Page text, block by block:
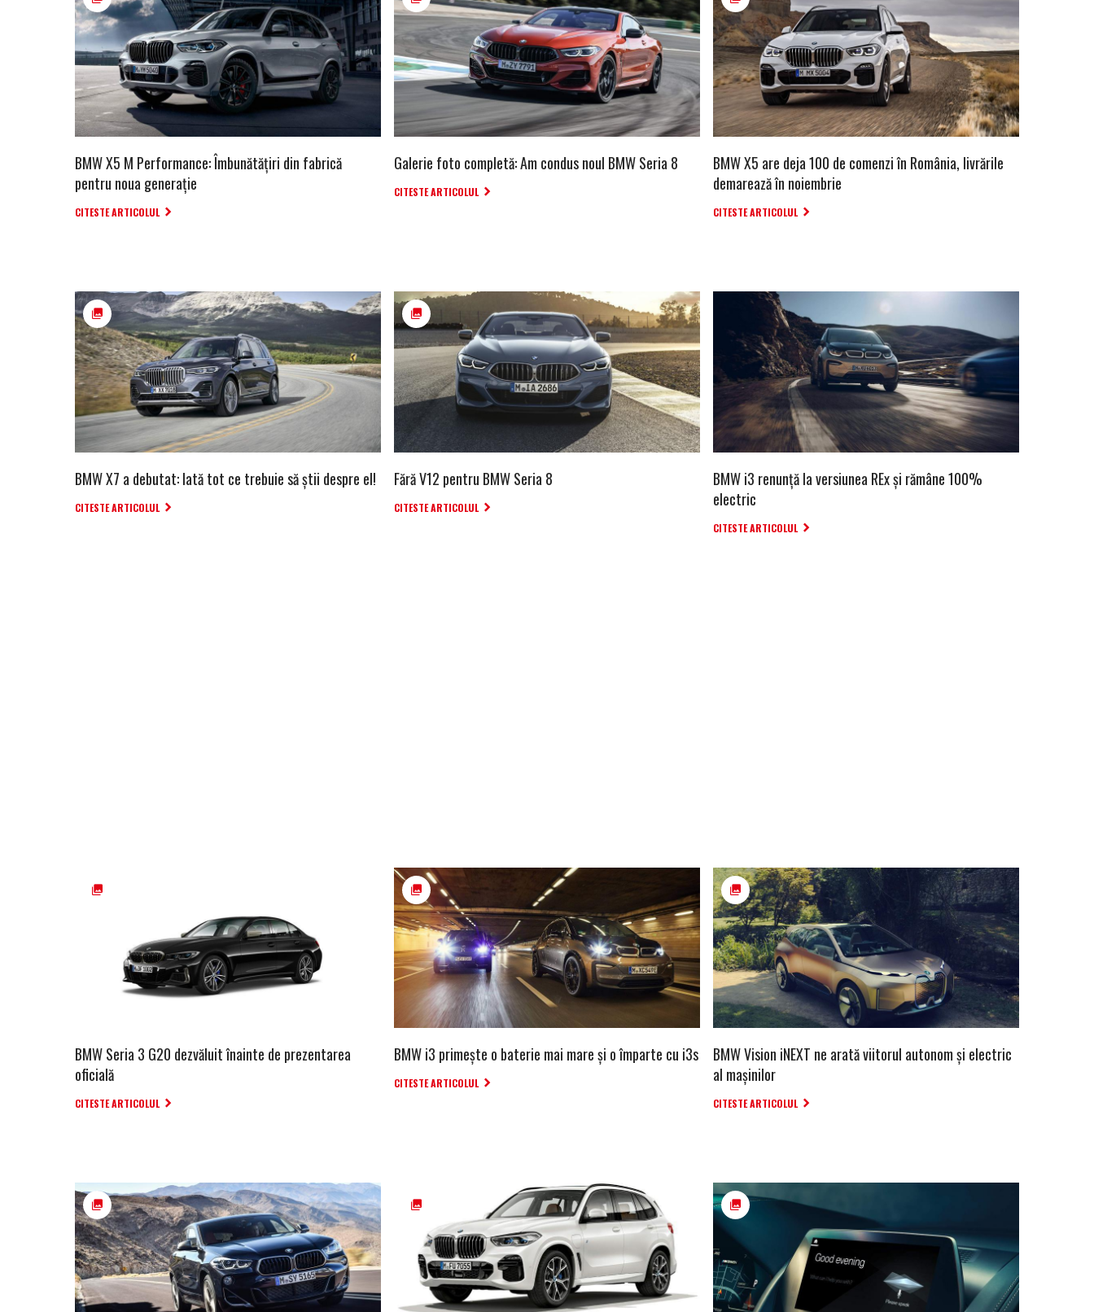
BMW X5 M Performance: Îmbunătățiri din fabrică
pentru noua generație
CITESTE ARTICOLUL
Galerie foto completă: Am condus noul BMW Seria 8
CITESTE ARTICOLUL
BMW X5 are deja 100 de comenzi în România, livrările
demarează în noiembrie
CITESTE ARTICOLUL
BMW X7 a debutat: Iată tot ce trebuie să știi despre el!
CITESTE ARTICOLUL
Fără V12 pentru BMW Seria 8
CITESTE ARTICOLUL
BMW i3 renunță la versiunea REx și rămâne 100%
electric
CITESTE ARTICOLUL
BMW Seria 3 G20 dezvăluit înainte de prezentarea
oficială
CITESTE ARTICOLUL
BMW i3 primește o baterie mai mare și o împarte cu i3s
CITESTE ARTICOLUL
BMW Vision iNEXT ne arată viitorul autonom și electric
al mașinilor
CITESTE ARTICOLUL